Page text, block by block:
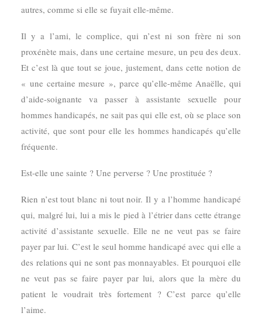
autres, comme si elle se fuyait elle-même.
Il y a l’ami, le complice, qui n’est ni son frère ni son
proxénète mais, dans une certaine mesure, un peu des deux.
Et c’est là que tout se joue, justement, dans cette notion de
« une certaine mesure », parce qu’elle-même Anaëlle, qui
d’aide-soignante va passer à assistante sexuelle pour
hommes handicapés, ne sait pas qui elle est, où se place son
activité, que sont pour elle les hommes handicapés qu’elle
fréquente.
Est-elle une sainte ? Une perverse ? Une prostituée ?
Rien n’est tout blanc ni tout noir. Il y a l’homme handicapé
qui, malgré lui, lui a mis le pied à l’étrier dans cette étrange
activité d’assistante sexuelle. Elle ne ne veut pas se faire
payer par lui. C’est le seul homme handicapé avec qui elle a
des relations qui ne sont pas monnayables. Et pourquoi elle
ne veut pas se faire payer par lui, alors que la mère du
patient le voudrait très fortement ? C’est parce qu’elle
l’aime.